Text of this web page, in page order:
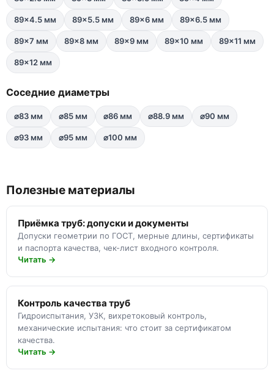
89×4.5 мм 89×5.5 мм 89×6 мм 89×6.5 мм
89×7 мм 89×8 мм 89×9 мм 89×10 мм 89×11 мм
89×12 мм
Соседние диаметры
⌀83 мм ⌀85 мм ⌀86 мм ⌀88.9 мм ⌀90 мм
⌀93 мм ⌀95 мм ⌀100 мм
Полезные материалы
Приёмка труб: допуски и документы
Допуски геометрии по ГОСТ, мерные длины, сертификаты
и паспорта качества, чек-лист входного контроля.
Читать →
Контроль качества труб
Гидроиспытания, УЗК, вихретоковый контроль,
механические испытания: что стоит за сертификатом
качества.
Читать →